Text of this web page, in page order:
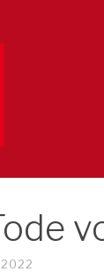
2022